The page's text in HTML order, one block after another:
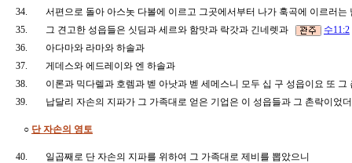
34.
서편으로 돌아 아스놋 다볼에 이르고 그곳에서부터 나가 훅곡에 이르러
35.
그 견고한 성읍들은 싯딤과 세르와 함맛과 락갓과 긴네렛과
수11:2
36.
아다마와 라마와 하솔과
37.
게데스와 에드레이와 엔 하솔과
38.
이론과 믹다렐과 호렘과 벧 아낫과 벧 세메스니 모두 십 구 성읍이요 또
39.
납달리 자손의 지파가 그 가족대로 얻은 기업은 이 성읍들과 그 촌락이었
○ 단 자손의 영토
40.
일곱째로 단 자손의 지파를 위하여 그 가족대로 제비를 뽑았으니